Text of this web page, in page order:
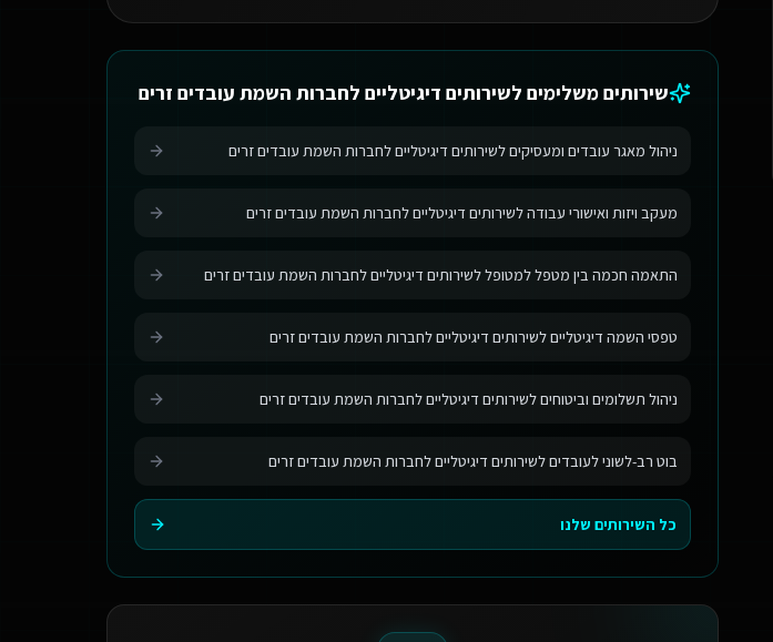
שירותים משלימים לשירותים דיגיטליים לחברות השמת עובדים זרים
ניהול מאגר עובדים ומעסיקים לשירותים דיגיטליים לחברות השמת עובדים זרים
מעקב ויזות ואישורי עבודה לשירותים דיגיטליים לחברות השמת עובדים זרים
התאמה חכמה בין מטפל למטופל לשירותים דיגיטליים לחברות השמת עובדים זרים
טפסי השמה דיגיטליים לשירותים דיגיטליים לחברות השמת עובדים זרים
ניהול תשלומים וביטוחים לשירותים דיגיטליים לחברות השמת עובדים זרים
בוט רב-לשוני לעובדים לשירותים דיגיטליים לחברות השמת עובדים זרים
כל השירותים שלנו